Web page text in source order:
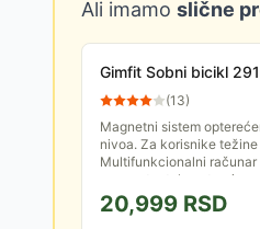
Ali imamo slične
Gimfit Sobni bicikl
(13)
Magnetni sistem
nivoa. Za korisnike
Multifunkcionalni računar
parametre tokom treninga...
20,999 RSD